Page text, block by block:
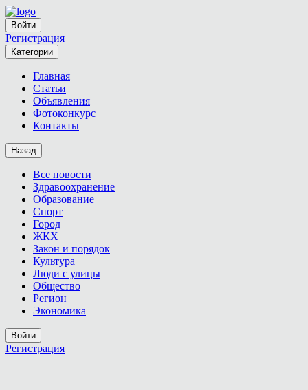
Войти
Регистрация
Категории
Главная
Статьи
Объявления
Фотоконкурс
Контакты
Назад
Все новости
Здравоохранение
Образование
Спорт
Город
ЖКХ
Закон и порядок
Культура
Люди с улицы
Общество
Регион
Экономика
Войти
Регистрация